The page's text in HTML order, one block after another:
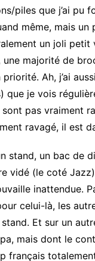
piles que j’ai pu
même, mais un
un joli
une majorité de
priorité. Ah, j’ai
que je vois
pas vraiment
ravagé, il est
stand, un bac de
vidé (le coté
inattendue.
celui-là, les
Et sur un
mais dont le
français